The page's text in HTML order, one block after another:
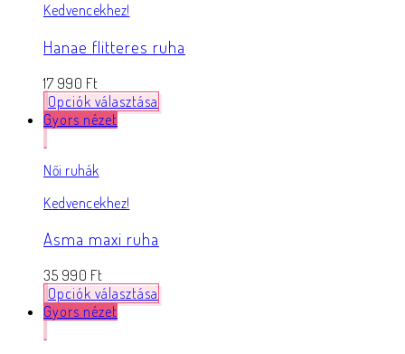
Kedvencekhez!
Hanae flitteres ruha
17 990 Ft
Opciók választása
Gyors nézet
Női ruhák
Kedvencekhez!
Asma maxi ruha
35 990 Ft
Opciók választása
Gyors nézet